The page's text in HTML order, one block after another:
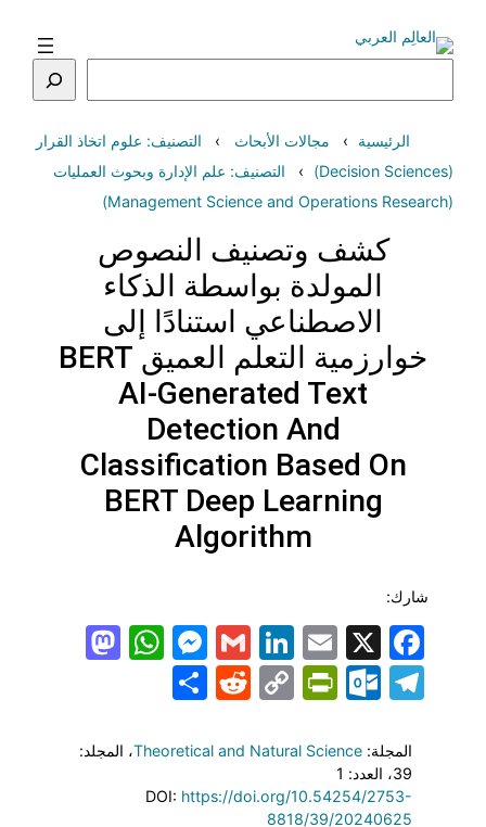
المحتوى
الرئيسية مجالات الأبحاث
التصنيف: علوم اتخاذ القرار
(Decision Sciences)
التصنيف: علم الإدارة وبحوث العمليات
(Management Science and Operations Research)
كشف وتصنيف النصوص
المولدة بواسطة الذكاء
الاصطناعي استنادًا إلى
خوارزمية التعلم العميق BERT
AI-Generated Text
Detection And
Classification Based On
BERT Deep Learning
Algorithm
شارك:
Facebook
X
Email
LinkedIn
Gmail
Telegram
Outlook.com
PrintFriendly
Copy
Reddit
Share
المجلة: Theoretical and Natural Science، المجلد:
39، العدد: 1
DOI: https://doi.org/10.54254/2753-
8818/39/20240625